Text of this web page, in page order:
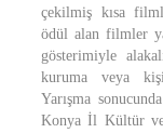
çekilmiş kısa
ödül alan filmler
gösterimiyle
kuruma veya
Yarışma
Konya İl Kültür